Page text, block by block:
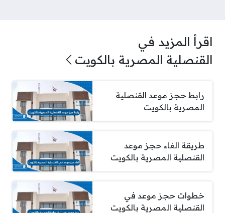
اقرأ المزيد في
القنصلية المصرية بالكويت
رابط حجز موعد القنصلية
المصرية بالكويت
طريقة الغاء حجز موعد
القنصلية المصرية بالكويت
خطوات حجز موعد في
القنصلية المصرية بالكويت